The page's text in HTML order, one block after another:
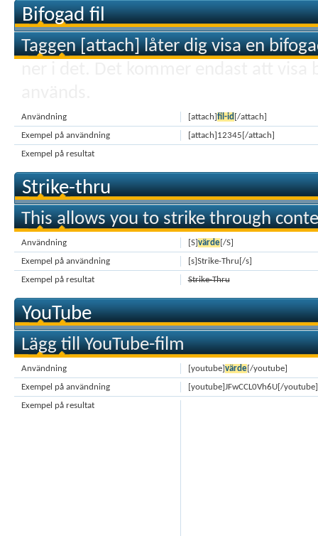
Bifogad fil
Taggen [attach] låter dig visa en
[attach]fil-id [/attach]
Användning
[attach]12345[/attach]
Exempel på användning
Exempel på resultat
Strike-thru
This allows you to strike through
[S]värde[/S]
Användning
[s]Strike-Thru[/s]
Exempel på användning
Strike-Thru
Exempel på resultat
YouTube
Lägg till YouTube-film
[youtube]värde[/youtube]
Användning
[youtube]JFwCCL0Vh6U[/youtube]
Exempel på användning
Exempel på resultat